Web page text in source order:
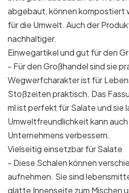
abgebaut, können kompostiert
für die Umwelt. Auch der
nachhaltiger.
Einwegartikel und gut für den
- Für den Großhandel sind sie
Wegwerfcharakter ist für
Stoßzeiten praktisch. Das
ml ist perfekt für Salate und sie
Umweltfreundlichkeit kann
Unternehmens verbessern.
Vielseitig einsetzbar für Salate
- Diese Schalen können
aufnehmen. Sie sind
glatte Innenseite zum Mischen